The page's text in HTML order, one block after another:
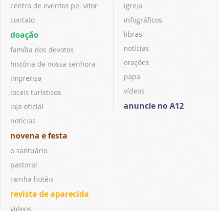
centro de eventos pe. vitor
contato
doação
família dos devotos
história de nossa senhora
imprensa
locais turísticos
loja oficial
notícias
novena e festa
o santuário
pastoral
rainha hotéis
revista de aparecida
vídeos
igreja
infográficos
libras
notícias
orações
papa
vídeos
anuncie no A12